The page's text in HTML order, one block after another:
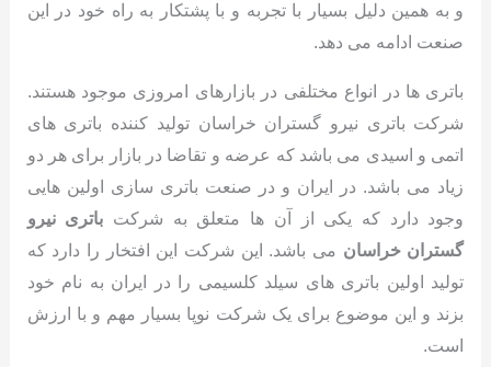
و به همین دلیل بسیار با تجربه و با پشتکار به راه خود در این
صنعت ادامه می دهد.
باتری ها در انواع مختلفی در بازارهای امروزی موجود هستند.
شرکت باتری نیرو گستران خراسان تولید کننده باتری های
اتمی و اسیدی می باشد که عرضه و تقاضا در بازار برای هر دو
زیاد می باشد. در ایران و در صنعت باتری سازی اولین هایی
وجود دارد که یکی از آن ها متعلق به شرکت باتری نیرو
گستران خراسان می باشد. این شرکت این افتخار را دارد که
تولید اولین باتری های سیلد کلسیمی را در ایران به نام خود
بزند و این موضوع برای یک شرکت نوپا بسیار مهم و با ارزش
است.